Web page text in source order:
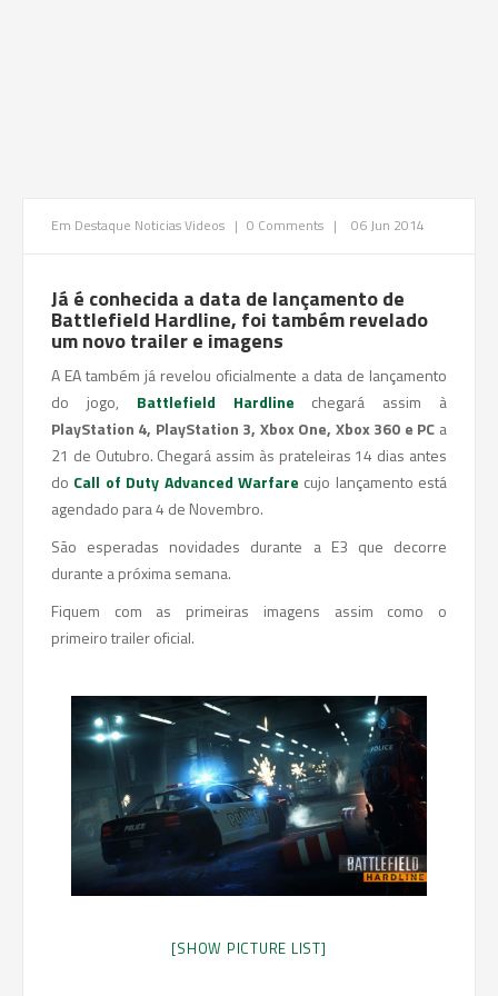
Em Destaque NoticiasVideos | 0 Comments | 06 Jun 2014
Já é conhecida a data de lançamento de
Battlefield Hardline, foi também revelado
um novo trailer e imagens
A EA também já revelou oficialmente a data de lançamento
do jogo, Battlefield Hardline chegará assim à
PlayStation 4, PlayStation 3, Xbox One, Xbox 360 e PC a
21 de Outubro. Chegará assim às prateleiras 14 dias antes
do Call of Duty Advanced Warfare cujo lançamento está
agendado para 4 de Novembro.
São esperadas novidades durante a E3 que decorre
durante a próxima semana.
Fiquem com as primeiras imagens assim como o
primeiro trailer oficial.
[SHOW PICTURE LIST]